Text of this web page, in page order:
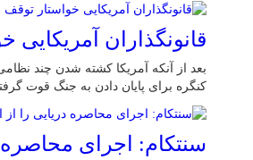
قانونگذاران
بعد از آنکه آمریکا کشته شدن چند
کنگره برای پایان دادن به جنگ قوت
سنتکام: اجرای محاصره